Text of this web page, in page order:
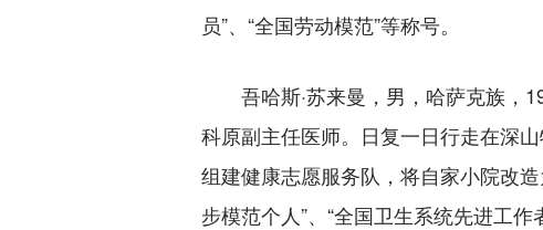
员”、“全国劳动模范”等称号。
吾哈斯·苏来曼，男，哈萨克族，
科原副主任医师。日复一日行走在深
组建健康志愿服务队，将自家小院改
步模范个人”、“全国卫生系统先进工作